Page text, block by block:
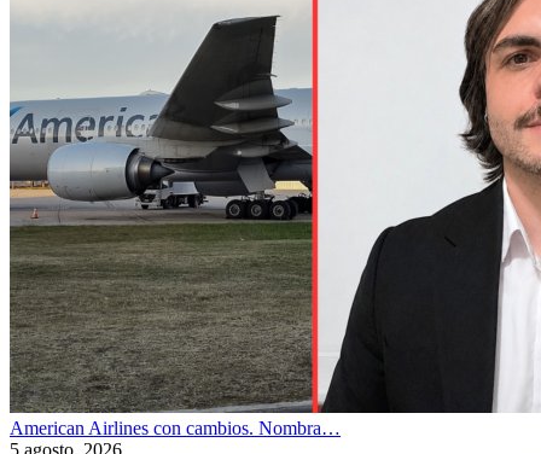
American Airlines con cambios. Nombra…